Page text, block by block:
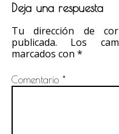
Deja una respuesta
Tu dirección de
publicada.
Los
marcados con*
Comentario*